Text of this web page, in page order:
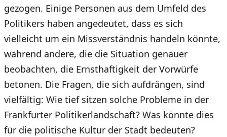
gezogen. Einige Personen aus dem Umfeld des
Politikers haben angedeutet, dass es sich
vielleicht um ein Missverständnis handeln könnte,
während andere, die die Situation genauer
beobachten, die Ernsthaftigkeit der Vorwürfe
betonen. Die Fragen, die sich aufdrängen, sind
vielfältig: Wie tief sitzen solche Probleme in der
Frankfurter Politikerlandschaft? Was könnte dies
für die politische Kultur der Stadt bedeuten?